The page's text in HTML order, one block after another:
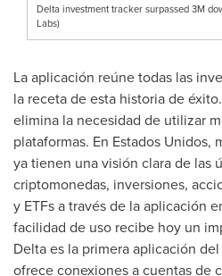
Delta investment tracker surpassed 3M
Labs)
La aplicación reúne todas las
la receta de esta historia de
elimina la necesidad de utilizar
plataformas. En Estados
ya tienen una visión clara de las
criptomonedas, inversiones,
y ETFs a través de la aplicación
facilidad de uso recibe hoy un
Deltaes la primera aplicación
ofrece conexiones a cuentas de